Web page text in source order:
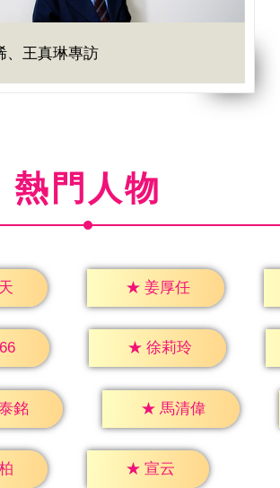
、王真琳專訪
熱門人物
★ 姜厚任
★ 徐莉玲
銘 ★ 馬清偉
★ 宣云